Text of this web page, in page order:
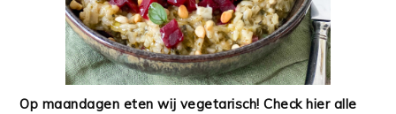
Op maandagen eten wij vegetarisch! Check hier alle